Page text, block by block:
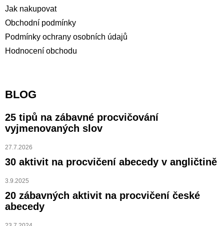
Jak nakupovat
Obchodní podmínky
Podmínky ochrany osobních údajů
Hodnocení obchodu
BLOG
25 tipů na zábavné procvičování
vyjmenovaných slov
27.7.2026
30 aktivit na procvičení abecedy v angličtině
3.9.2025
20 zábavných aktivit na procvičení české
abecedy